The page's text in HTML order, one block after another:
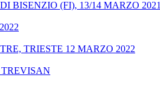
BISENZIO (FI), 13/14 MARZO 2021
TRIESTE 12 MARZO 2022